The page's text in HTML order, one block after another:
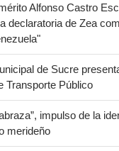
Alfonso Castro
declaratoria de Zea
de Sucre
Transporte Público
impulso de la
merideño